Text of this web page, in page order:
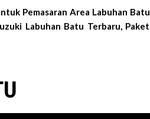
Pemasaran Area Labuhan Batu
Labuhan Batu Terbaru, Paket